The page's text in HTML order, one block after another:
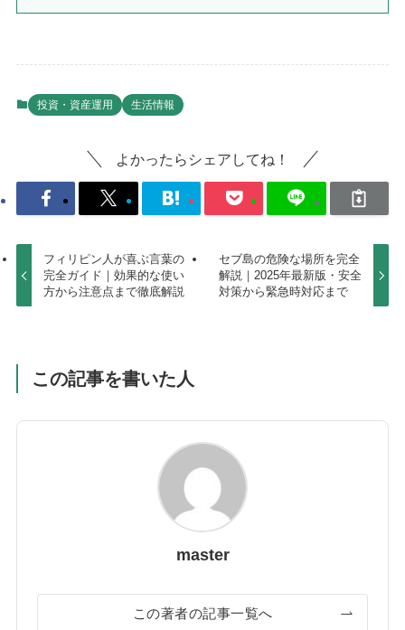
投資・資産運用 生活情報
よかったらシェアしてね！
フィリピン人が喜ぶ言葉の
完全ガイド｜効果的な使い
方から注意点まで徹底解説
セブ島の危険な場所を完全
解説｜2025年最新版・安全
対策から緊急時対応まで
この記事を書いた人
master
この著者の記事一覧へ